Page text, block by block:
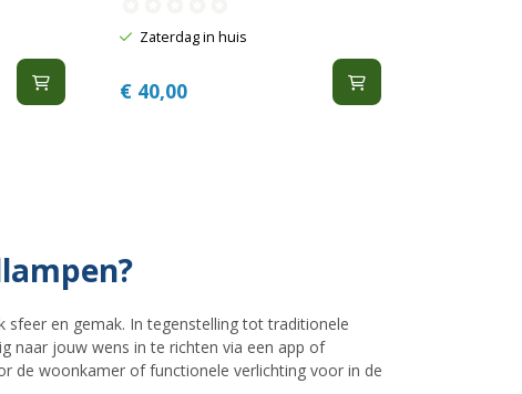
Zaterdag in huis
€ 40,00
en gemak. In tegenstelling tot traditionele
naar jouw wens in te richten via een app of
de woonkamer of functionele verlichting voor in de